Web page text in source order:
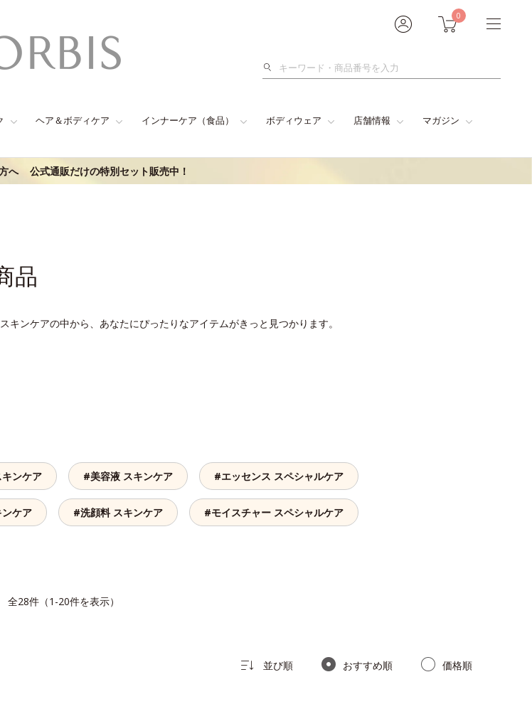
0
検
ヘア＆ボディケア インナーケア（食品） ボディウェア 店舗情報 マガジン
へ 公式通販だけの特別セット販売中！
品
ンケアの中から、あなたにぴったりなアイテムがきっと見つかります。
ンケア #美容液 スキンケア #エッセンス スペシャルケア
ケア #洗顔料 スキンケア #モイスチャー スペシャルケア
全28件（1-20件を表示）
並び順 おすすめ順 価格順